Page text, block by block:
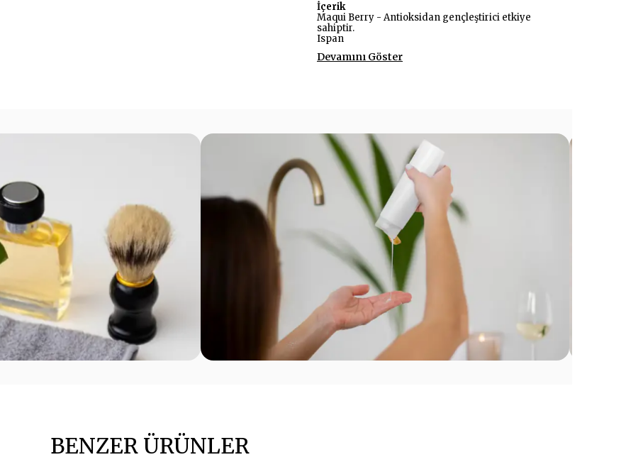
İçerik
Maqui Berry - Antioksidan gençleştirici etkiye
sahiptir.
Ispan
Devamını Göster
BENZER ÜRÜNLER